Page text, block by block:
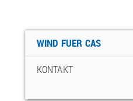
WIND FUER CAS
KONTAKT